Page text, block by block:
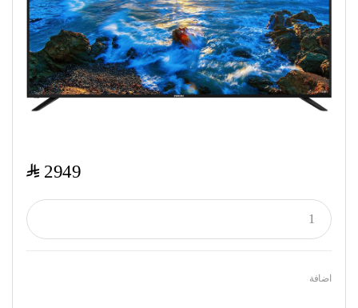
2949
$
اضافة